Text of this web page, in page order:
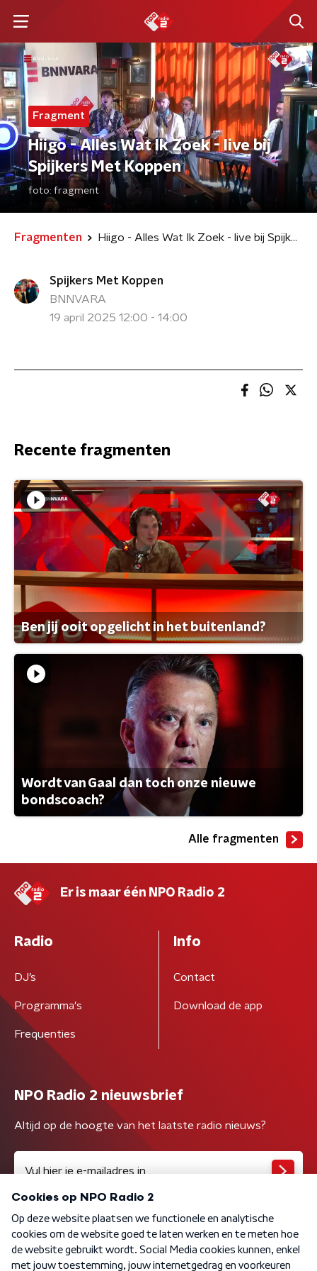
Fragment
Hiigo - Alles Wat Ik Zoek - live bij
Spijkers Met Koppen
foto: fragment
Fragmenten Hiigo - Alles Wat Ik Zoek - live bij Spijkers Met Koppen
Spijkers Met Koppen
BNNVARA
19 april 2025 12:00 - 14:00
Recente fragmenten
Ben jij ooit opgelicht in het buitenland?
Wordt van Gaal dan toch onze nieuwe
bondscoach?
Alle fragmenten
Er is maar één NPO Radio 2
Radio
DJ’s
Programma's
Frequenties
Info
Contact
Download de app
NPO Radio 2 nieuwsbrief
Altijd op de hoogte van het laatste radio nieuws?
Algemene voorwaarden